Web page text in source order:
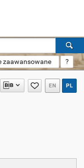
zaawansowane ?
EN PL